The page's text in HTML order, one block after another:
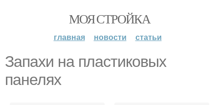
МОЯ СТРОЙКА
главная новости статьи
Запахи на пластиковых
панелях